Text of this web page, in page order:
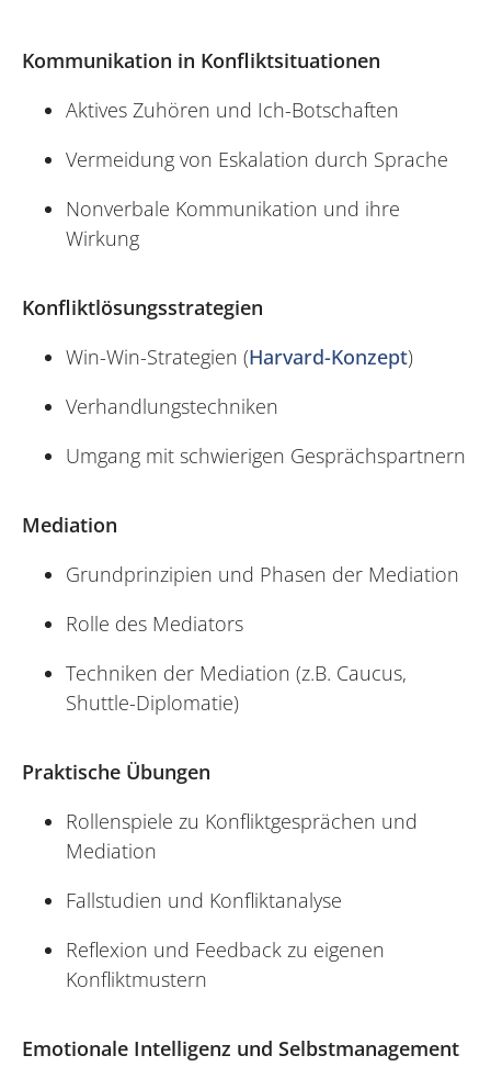
Kommunikation in Konfliktsituationen
Aktives Zuhören und Ich-Botschaften
Vermeidung von Eskalation durch Sprache
Nonverbale Kommunikation und ihre
Wirkung
Konfliktlösungsstrategien
Win-Win-Strategien (Harvard-Konzept)
Verhandlungstechniken
Umgang mit schwierigen Gesprächspartnern
Mediation
Grundprinzipien und Phasen der Mediation
Rolle des Mediators
Techniken der Mediation (z.B. Caucus,
Shuttle-Diplomatie)
Praktische Übungen
Rollenspiele zu Konfliktgesprächen und
Mediation
Fallstudien und Konfliktanalyse
Reflexion und Feedback zu eigenen
Konfliktmustern
Emotionale Intelligenz und Selbstmanagement